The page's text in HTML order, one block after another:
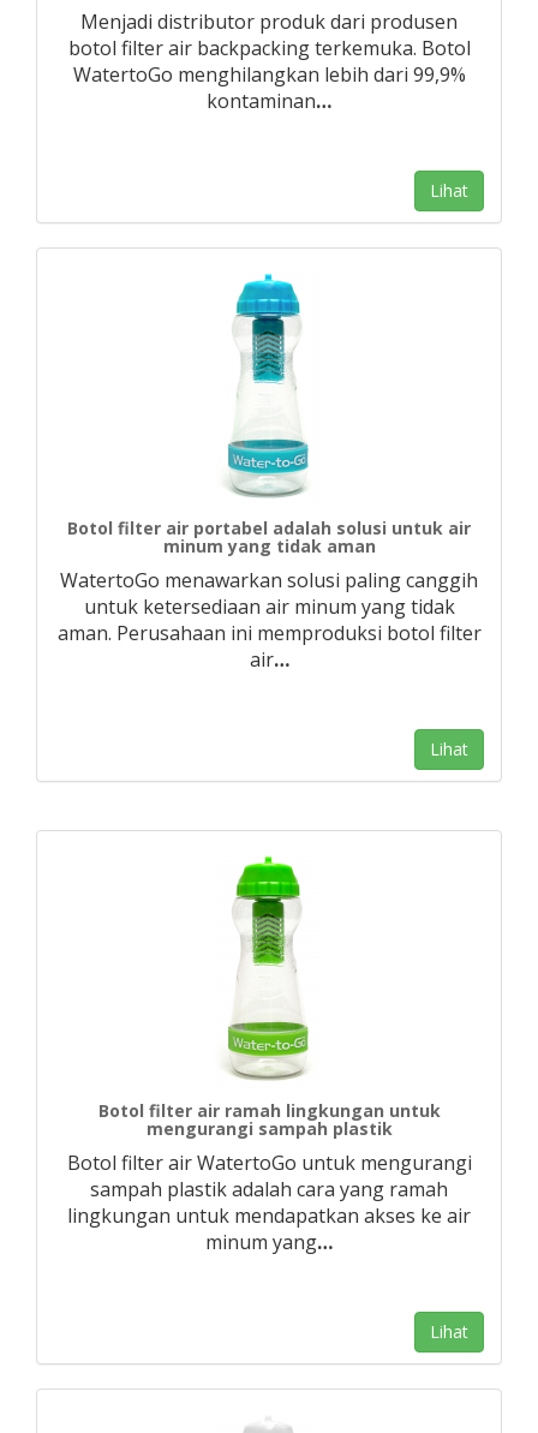
Menjadi distributor produk dari produsen
botol filter air backpacking terkemuka. Botol
WatertoGo menghilangkan lebih dari 99,9%
kontaminan…
Lihat
Botol filter air portabel adalah solusi untuk air
minum yang tidak aman
WatertoGo menawarkan solusi paling canggih
untuk ketersediaan air minum yang tidak
aman. Perusahaan ini memproduksi botol filter
air…
Lihat
Botol filter air ramah lingkungan untuk
mengurangi sampah plastik
Botol filter air WatertoGo untuk mengurangi
sampah plastik adalah cara yang ramah
lingkungan untuk mendapatkan akses ke air
minum yang…
Lihat